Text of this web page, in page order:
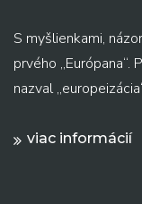
S myšlienkami,
prvého
nazval
viac informácií